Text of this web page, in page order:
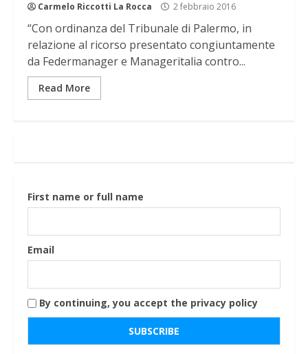
Carmelo Riccotti La Rocca 2 febbraio 2016
“Con ordinanza del Tribunale di Palermo, in
relazione al ricorso presentato congiuntamente
da Federmanager e Manageritalia contro...
Read More
First name or full name
Email
By continuing, you accept the privacy policy